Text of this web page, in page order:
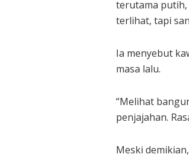
terutama putih,
terlihat, tapi
Ia menyebut
masa lalu.
“Melihat
penjajahan.
Meski